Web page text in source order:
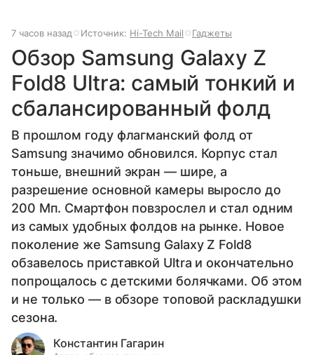
7 часов назад Источник: Hi-Tech Mail Гаджеты
Обзор Samsung Galaxy Z
Fold8 Ultra: самый тонкий и
сбалансированный фолд
В прошлом году флагманский фолд от
Samsung значимо обновился. Корпус стал
тоньше, внешний экран — шире, а
разрешение основной камеры выросло до
200 Мп. Смартфон повзрослел и стал одним
из самых удобных фолдов на рынке. Новое
поколение же Samsung Galaxy Z Fold8
обзавелось приставкой Ultra и окончательно
попрощалось с детскими болячками. Об этом
и не только — в обзоре топовой раскладушки
сезона.
Константин Гагарин